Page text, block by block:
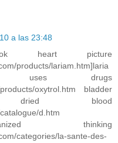
a las 23:48
heart picture
products/lariam.htm]laria
uses drugs
oxytrol.htm bladder
blood
d.htm
thinking
categories/la-sante-des-